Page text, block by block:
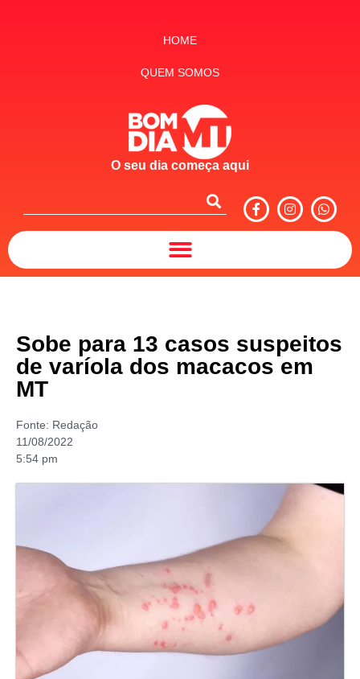
HOME
QUEM SOMOS
O seu dia começa aqui
Sobe para 13 casos suspeitos
de varíola dos macacos em
MT
Fonte: Redação
11/08/2022
5:54 pm